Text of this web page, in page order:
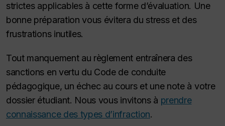
strictes applicables à cette forme d’évaluation. Une
bonne préparation vous évitera du stress et des
frustrations inutiles.
Tout manquement au règlement entraînera des
sanctions en vertu du Code de conduite
pédagogique, un échec au cours et une note à votre
dossier étudiant. Nous vous invitons à prendre
connaissance des types d’infraction.